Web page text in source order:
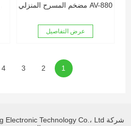
AV-880 مضخم المسرح المنزلي
عرض التفاصيل
1
2
3
4